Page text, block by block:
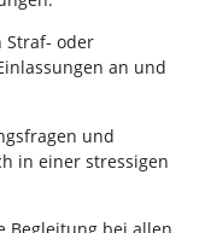
Straf- oder
an und
und
in einer stressigen